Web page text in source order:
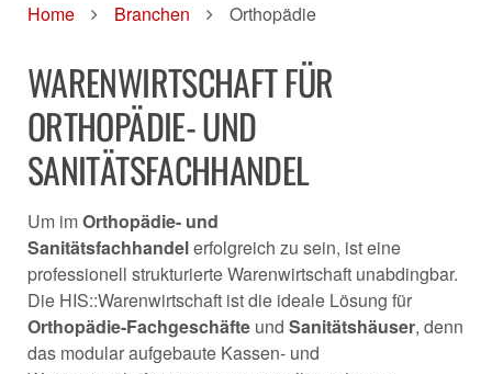
Home Branchen Orthopädie
WARENWIRTSCHAFT FÜR
ORTHOPÄDIE- UND
SANITÄTSFACHHANDEL
Um imOrthopädie- und
Sanitätsfachhandelerfolgreich zu sein, ist eine
professionell strukturierte Warenwirtschaft unabdingbar.
Die HIS::Warenwirtschaft ist die ideale Lösung für
Orthopädie-Fachgeschäfte und Sanitätshäuser, denn
das modular aufgebaute Kassen- und